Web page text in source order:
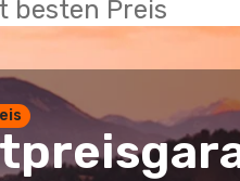
besten Preis